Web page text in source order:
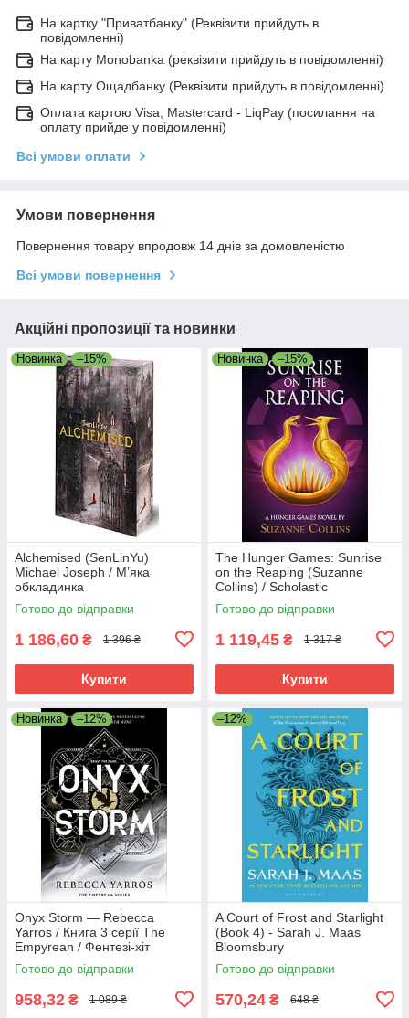
На картку "Приватбанку" (Реквізити прийдуть в
повідомленні)
На карту Monobanka (реквізити прийдуть в повідомленні)
На карту Ощадбанку (Реквізити прийдуть в повідомленні)
Оплата картою Visa, Mastercard - LiqPay (посилання на
оплату прийде у повідомленні)
Всі умови оплати
Умови повернення
Повернення товару впродовж 14 днів за домовленістю
Всі умови повернення
Акційні пропозиції та новинки
Новинка –15%
Alchemised (SenLinYu)
Michael Joseph / М’яка
обкладинка
Готово до відправки
1 186,60 ₴ 1 396 ₴
Купити
Новинка –15%
The Hunger Games: Sunrise
on the Reaping (Suzanne
Collins) / Scholastic
Готово до відправки
1 119,45 ₴ 1 317 ₴
Купити
Новинка –12%
Onyx Storm — Rebecca
Yarros / Книга 3 серії The
Empyrean / Фентезі-хіт
BookTok англійською
Готово до відправки
958,32 ₴ 1 089 ₴
–12%
A Court of Frost and Starlight
(Book 4) - Sarah J. Maas
Bloomsbury
Готово до відправки
570,24 ₴ 648 ₴